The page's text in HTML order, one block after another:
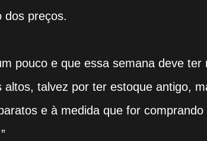
dos preços.
pouco e que essa semana deve ter
altos, talvez por ter estoque antigo,
e à medida que for comprando